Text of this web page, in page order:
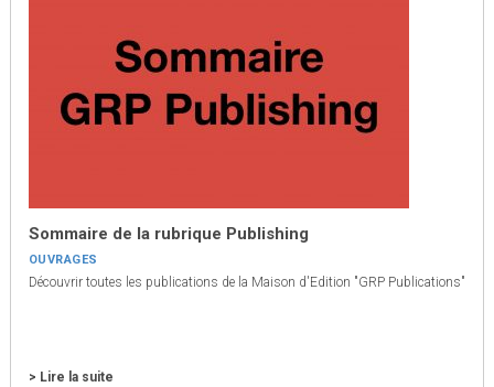
Sommaire de la rubrique Publishing
OUVRAGES
Découvrir toutes les publications de la Maison d'Edition "GRP Publications"
> Lire la suite